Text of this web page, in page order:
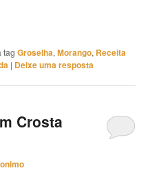
tagGroselha,Morango, Receita
| Deixe uma resposta
Crosta